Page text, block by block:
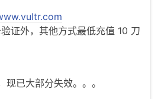
证外，其他方式最低充值 10 刀
已大部分失效。。。